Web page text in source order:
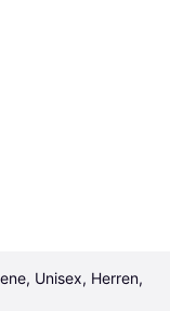
Unisex, Herren,